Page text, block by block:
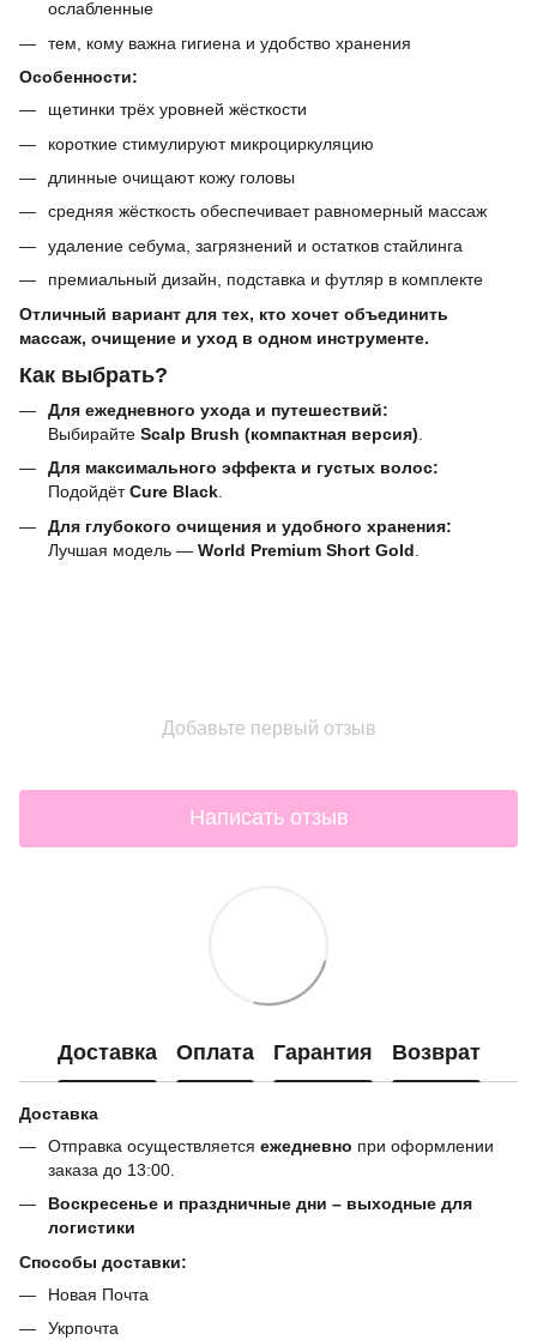
ослабленные
тем, кому важна гигиена и удобство хранения
Особенности:
щетинки трёх уровней жёсткости
короткие стимулируют микроциркуляцию
длинные очищают кожу головы
средняя жёсткость обеспечивает равномерный массаж
удаление себума, загрязнений и остатков стайлинга
премиальный дизайн, подставка и футляр в комплекте
Отличный вариант для тех, кто хочет объединить
массаж, очищение и уход в одном инструменте.
Как выбрать?
Для ежедневного ухода и путешествий:
Выбирайте Scalp Brush (компактная версия)
Для максимального эффекта и густых волос:
ПодойдётCure Black.
Для глубокого очищения и удобного хранения:
Лучшая модель — World Premium Short Gold
Добавьте первый отзыв
Написать отзыв
Доставка Оплата Гарантия Возврат
Доставка
Отправка осуществляется ежедневно при оформлении
заказа до 13:00.
Воскресенье и праздничные дни – выходные для
логистики
Способы доставки:
Новая Почта
Укрпочта